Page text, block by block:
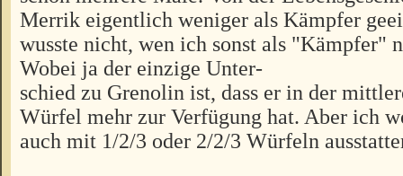
Merrik eigentlich weniger als Kämpfer
wusste nicht, wen ich sonst als "Kämpfer"
Wobei ja der einzige Unter-
schied zu Grenolin ist, dass er in der
Würfel mehr zur Verfügung hat. Aber ich
auch mit 1/2/3 oder 2/2/3 Würfeln